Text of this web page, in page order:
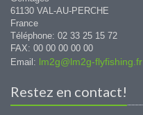
61130 VAL-AU-PERCHE
France
Téléphone: 02 33 25 15 72
FAX: 00 00 00 00 00
Email: lm2g@lm2g-flyfishing.fr
Restez en contact!